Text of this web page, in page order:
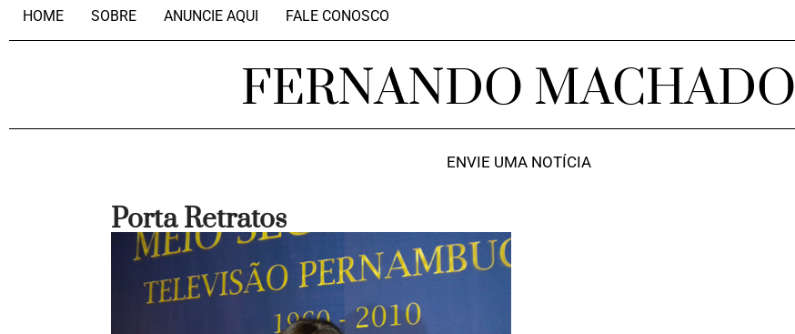
HOME SOBRE ANUNCIE AQUI FALE CONOSCO
FERNANDO MACHADO
ENVIE UMA NOTÍCIA
Porta Retratos